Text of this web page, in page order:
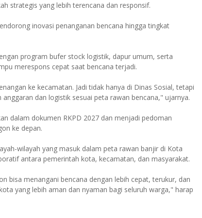
strategis yang lebih terencana dan responsif.
inovasi penanganan bencana hingga tingkat
program bufer stock logistik, dapur umum, serta
merespons cepat saat bencana terjadi.
ke kecamatan. Jadi tidak hanya di Dinas Sosial, tetapi
dan logistik sesuai peta rawan bencana," ujarnya.
dalam dokumen RKPD 2027 dan menjadi pedoman
ke depan.
wilayah yang masuk dalam peta rawan banjir di Kota
antara pemerintah kota, kecamatan, dan masyarakat.
bisa menangani bencana dengan lebih cepat, terukur, dan
yang lebih aman dan nyaman bagi seluruh warga," harap